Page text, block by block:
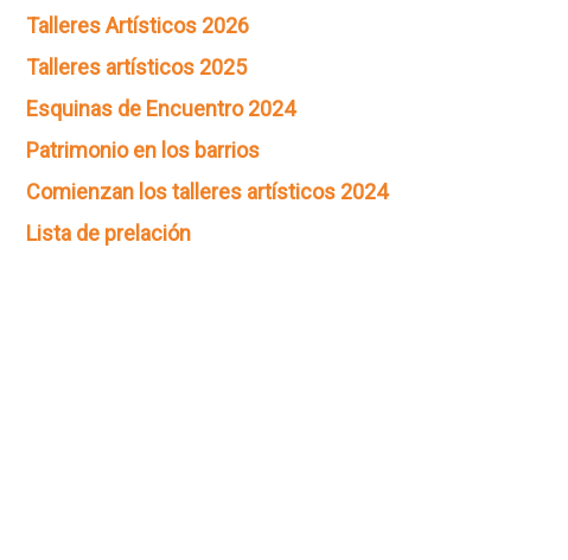
Talleres Artísticos 2026
Talleres artísticos 2025
Esquinas de Encuentro 2024
Patrimonio en los barrios
Comienzan los talleres artísticos 2024
Lista de prelación